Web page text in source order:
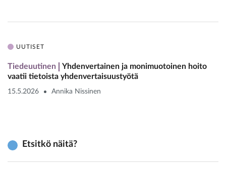
UUTISET
Tiedeuutinen
Yhdenvertainen ja monimuotoinen hoito
vaatii tietoista yhdenvertaisuustyötä
15.5.2026 Annika Nissinen
Etsitkö näitä?